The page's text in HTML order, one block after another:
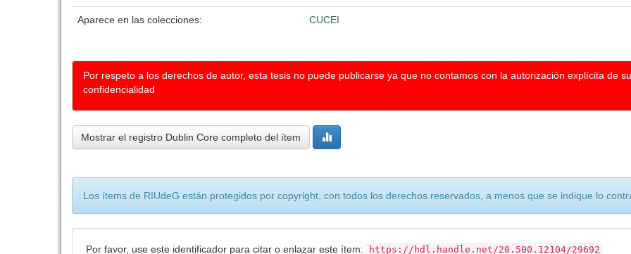
Aparece en las colecciones: CUCEI
Por respeto a los derechos de autor, esta tesis no puede publicarse ya que no contamos con la autorización explícita de
confidencialidad
Mostrar el registro Dublin Core completo del ítem
Los ítems de RIUdeG están protegidos por copyright, con todos los derechos reservados, a menos que se indique lo
Por favor, use este identificador para citar o enlazar este ítem: https://hdl.handle.net/20.500.12104/29692